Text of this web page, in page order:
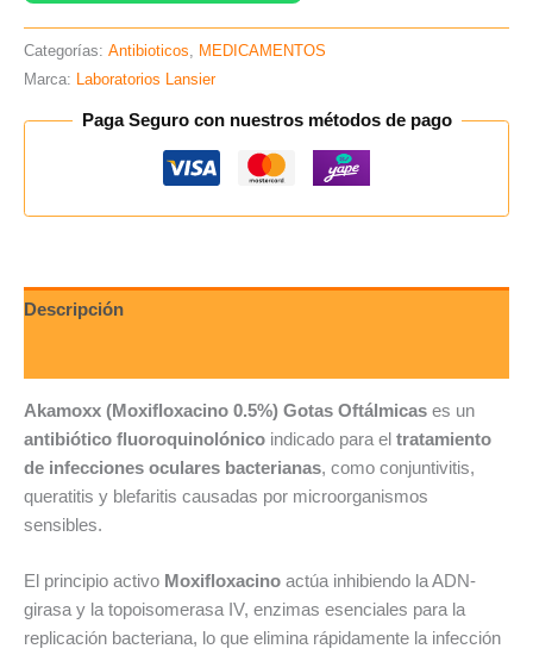
Categorías: Antibioticos
MEDICAMENTOS
Marca: Laboratorios Lansier
Paga Seguro con nuestros métodos de pago
Descripción
Akamoxx (Moxifloxacino 0.5%) Gotas Oftálmicas es un
antibiótico fluoroquinolónico indicado para el tratamiento
de infecciones oculares bacterianas, como conjuntivitis,
queratitis y blefaritis causadas por microorganismos
sensibles.
El principio activo Moxifloxacino actúa inhibiendo la ADN-
girasa y la topoisomerasa IV, enzimas esenciales para la
replicación bacteriana, lo que elimina rápidamente la infección